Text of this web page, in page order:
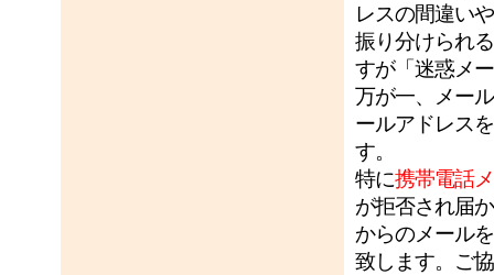
レスの間違い
振り分けられ
すが「迷惑メ
万が一、メー
ールアドレスを
す。
特に携帯電話
が拒否され届
からのメール
致します。ご